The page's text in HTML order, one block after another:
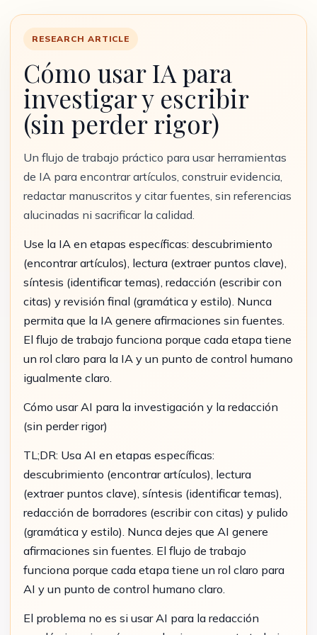
RESEARCH ARTICLE
Cómo usar IA para
investigar y escribir
(sin perder rigor)
Un flujo de trabajo práctico para usar herramientas
de IA para encontrar artículos, construir evidencia,
redactar manuscritos y citar fuentes, sin referencias
alucinadas ni sacrificar la calidad.
Use la IA en etapas específicas: descubrimiento
(encontrar artículos), lectura (extraer puntos clave),
síntesis (identificar temas), redacción (escribir con
citas) y revisión final (gramática y estilo). Nunca
permita que la IA genere afirmaciones sin fuentes.
El flujo de trabajo funciona porque cada etapa tiene
un rol claro para la IA y un punto de control humano
igualmente claro.
Cómo usar AI para la investigación y la redacción
(sin perder rigor)
TL;DR: Usa AI en etapas específicas:
descubrimiento (encontrar artículos), lectura
(extraer puntos clave), síntesis (identificar temas),
redacción de borradores (escribir con citas) y pulido
(gramática y estilo). Nunca dejes que AI genere
afirmaciones sin fuentes. El flujo de trabajo
funciona porque cada etapa tiene un rol claro para
AI y un punto de control humano claro.
El problema no es si usar AI para la redacción